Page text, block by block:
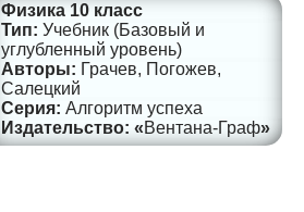
Физика 10 класс
Учебник (Базовый и
углубленный уровень)
Грачев, Погожев,
Салецкий
Алгоритм успеха
Вентана-Граф